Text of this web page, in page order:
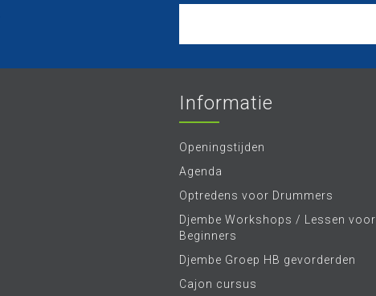
Informatie
Openingstijden
Agenda
Optredens voor Drummers
Djembe Workshops / Lessen voor
Beginners
Djembe Groep HB gevorderden
Cajon cursus